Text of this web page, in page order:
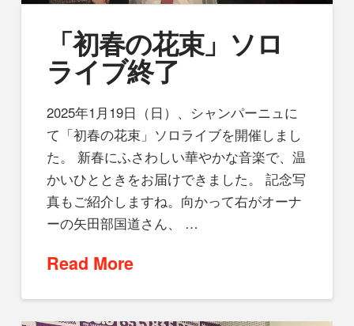
「初春の花束」ソロ
ライブ終了
2025年1月19日（日）、シャンパーニュに
て「初春の花束」ソロライブを開催しまし
た。 新春にふさわしい華やかな音楽で、温
かいひとときをお届けできました。 記念写
真もご紹介しますね。向かって右がオーナ
ーの矢田部国道さん、 …
Read More